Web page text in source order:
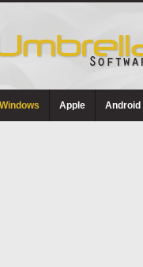
Windows Apple Android